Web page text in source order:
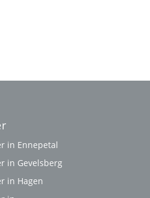
in Ennepetal
in Gevelsberg
in Hagen